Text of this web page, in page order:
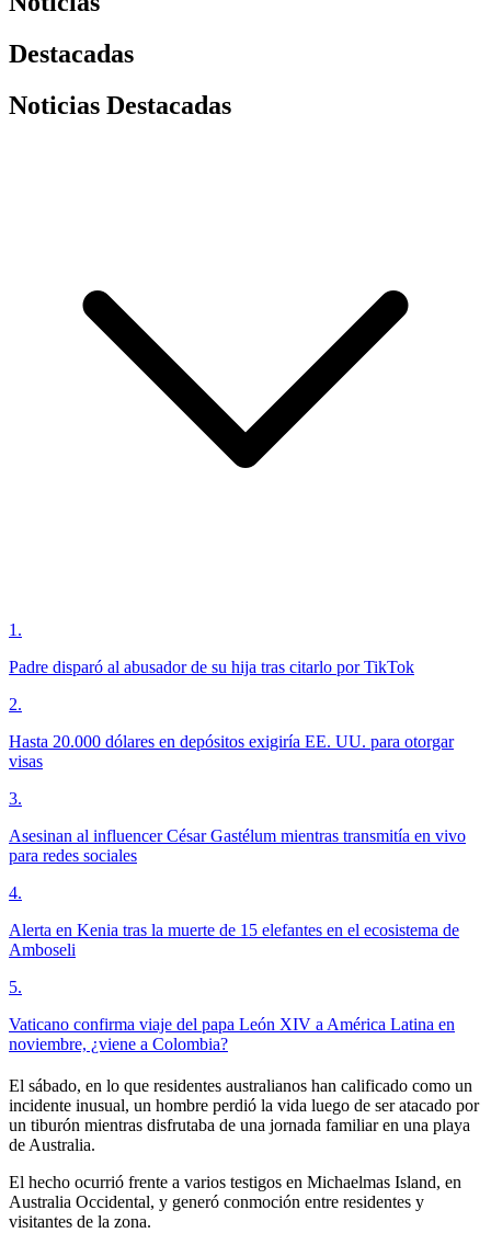
Destacadas
Noticias Destacadas
1 .
Padre disparó al abusador de su hija tras citarlo por TikTok
2.
Hasta 20.000 dólares en depósitos exigiría EE. UU. para otorgar
visas
3.
Asesinan al influencer César Gastélum mientras transmitía en vivo
para redes sociales
4.
Alerta en Kenia tras la muerte de 15 elefantes en el ecosistema de
Amboseli
5.
Vaticano confirma viaje del papa León XIV a América Latina en
noviembre, ¿viene a Colombia?
El sábado, en lo que residentes australianos han calificado como un
incidente inusual, un hombre perdió la vida luego de ser atacado por
un tiburón mientras disfrutaba de una jornada familiar en una playa
de Australia.
El hecho ocurrió frente a varios testigos en Michaelmas Island, en
Australia Occidental, y generó conmoción entre residentes y
visitantes de la zona.